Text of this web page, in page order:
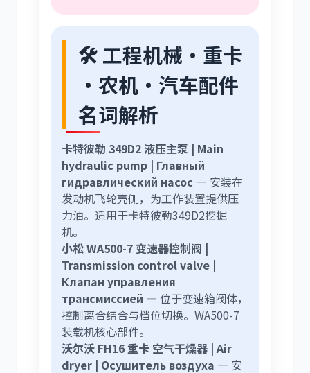
🛠️ 工程机械·重卡
·农机·汽车配件
名词解析
卡特彼勒 349D2 液压主泵 | Main
hydraulic pump | Главный
гидравлический насос — 安装在
发动机飞轮壳侧，为工作装置提供压
力油。适用于卡特彼勒349D2挖掘
机。
小松 WA500-7 变速器控制阀 |
Transmission control valve |
Клапан управления
трансмиссией — 位于变速箱阀体，
控制离合结合与档位切换。WA500-7
装载机核心部件。
沃尔沃 FH16 重卡 空气干燥器 | Air
dryer | Осушитель воздуха — 安